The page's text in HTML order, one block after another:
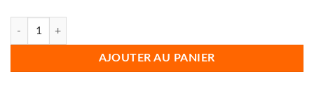
quantité de Centrale Vapeur Nice Steam
AJOUTER AU PANIER